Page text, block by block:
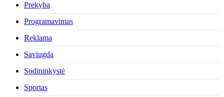
Prekyba
Programavimas
Reklama
Saviugda
Sodininkystė
Sportas